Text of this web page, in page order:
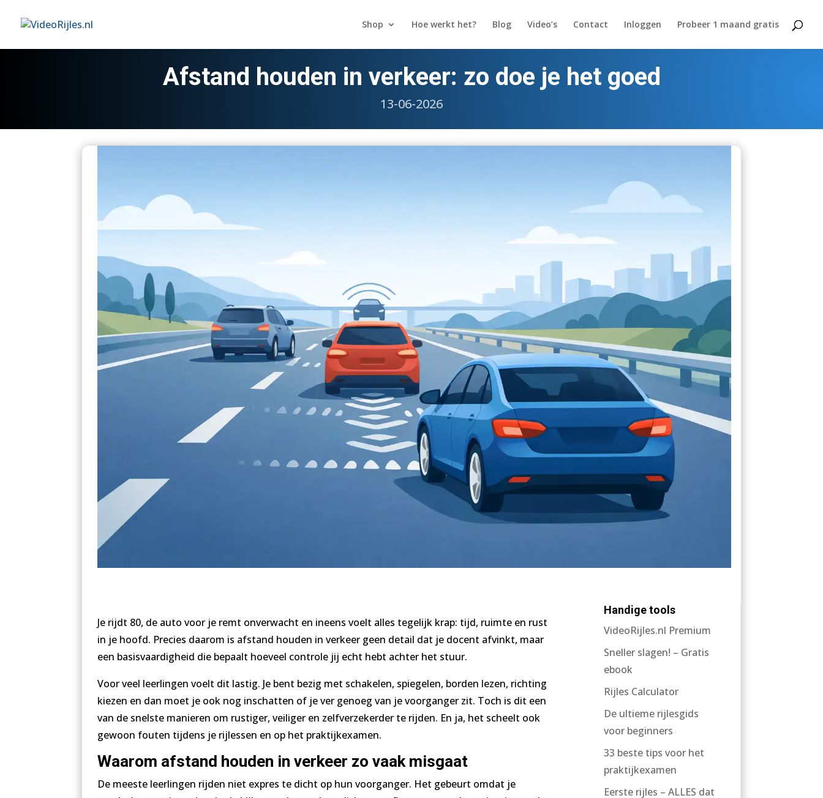
Shop Hoe werkt het? Blog Video’s Contact Inloggen Probeer 1 maand gratis
Afstand houden in verkeer: zo doe je het goed
13-06-2026
Je rijdt 80, de auto voor je remt onverwacht en ineens voelt alles tegelijk krap: tijd, ruimte en rust
in je hoofd. Precies daarom is afstand houden in verkeer geen detail dat je docent afvinkt, maar
een basisvaardigheid die bepaalt hoeveel controle jij echt hebt achter het stuur.
Voor veel leerlingen voelt dit lastig. Je bent bezig met schakelen, spiegelen, borden lezen, richting
kiezen en dan moet je ook nog inschatten of je ver genoeg van je voorganger zit. Toch is dit een
van de snelste manieren om rustiger, veiliger en zelfverzekerder te rijden. En ja, het scheelt ook
gewoon fouten tijdens je rijlessen en op het praktijkexamen.
Waarom afstand houden in verkeer zo vaak misgaat
De meeste leerlingen rijden niet expres te dicht op hun voorganger. Het gebeurt omdat je
Handige tools
VideoRijles.nl Premium
Sneller slagen! – Gratis
ebook
Rijles Calculator
De ultieme rijlesgids
voor beginners
33 beste tips voor het
praktijkexamen
Eerste rijles – ALLES dat